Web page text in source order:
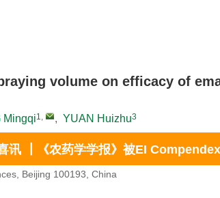
volume on efficacy of
Mingqi1, , YUAN Huizhu3
China
Beijing 100193, China
┃《农药学学报》被EI Compendex 收